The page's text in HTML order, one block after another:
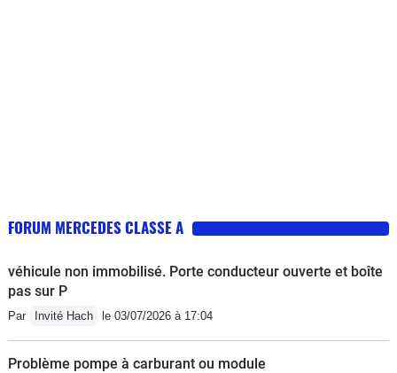
FORUM MERCEDES CLASSE A
véhicule non immobilisé. Porte conducteur ouverte et boîte
pas sur P
Par Invité Hach le 03/07/2026 à 17:04
Problème pompe à carburant ou module